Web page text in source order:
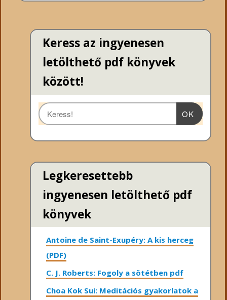
Keress az ingyenesen
letölthető pdf könyvek
között!
OK
Legkeresettebb
ingyenesen letölthető pdf
könyvek
Antoine de Saint-Exupéry: A kis herceg
(PDF)
C. J. Roberts: Fogoly a sötétben pdf
Choa Kok Sui: Meditációs gyakorlatok a